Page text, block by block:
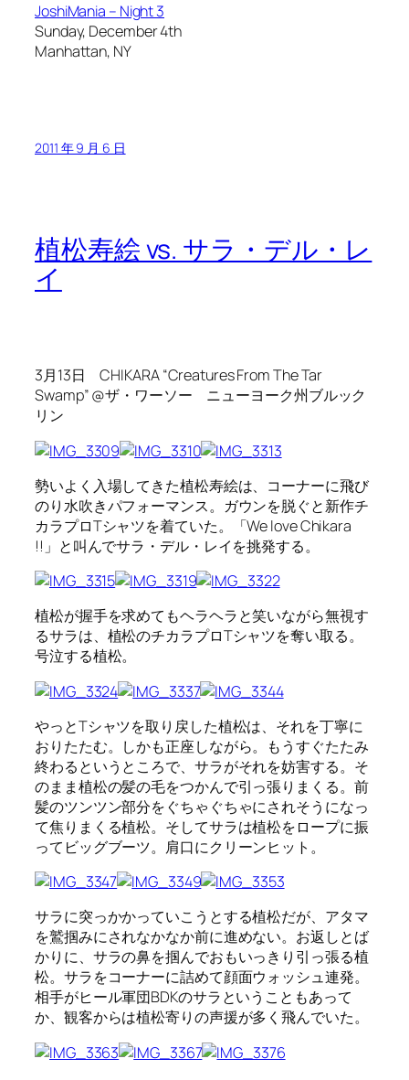
JoshiMania – Night 3
Sunday, December 4th
Manhattan, NY
2011 年 9 月 6 日
植松寿絵 vs. サラ・デル・レ
イ
3月13日 CHIKARA “Creatures From The Tar
Swamp” @ザ・ワーソー ニューヨーク州ブルック
リン
勢いよく入場してきた植松寿絵は、コーナーに飛び
のり水吹きパフォーマンス。ガウンを脱ぐと新作チ
カラプロTシャツを着ていた。「We love Chikara
!!」と叫んでサラ・デル・レイを挑発する。
植松が握手を求めてもヘラヘラと笑いながら無視す
るサラは、植松のチカラプロTシャツを奪い取る。
号泣する植松。
やっとTシャツを取り戻した植松は、それを丁寧に
おりたたむ。しかも正座しながら。もうすぐたたみ
終わるというところで、サラがそれを妨害する。そ
のまま植松の髪の毛をつかんで引っ張りまくる。前
髪のツンツン部分をぐちゃぐちゃにされそうになっ
て焦りまくる植松。そしてサラは植松をロープに振
ってビッグブーツ。肩口にクリーンヒット。
サラに突っかかっていこうとする植松だが、アタマ
を鷲掴みにされなかなか前に進めない。お返しとば
かりに、サラの鼻を掴んでおもいっきり引っ張る植
松。サラをコーナーに詰めて顔面ウォッシュ連発。
相手がヒール軍団BDKのサラということもあって
か、観客からは植松寄りの声援が多く飛んでいた。